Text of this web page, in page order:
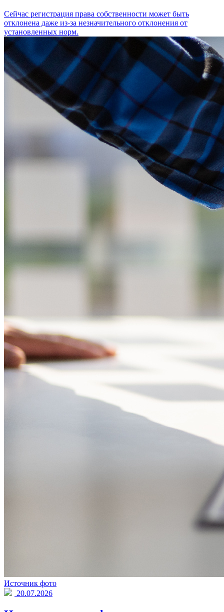
Сейчас регистрация права собственности может быть
отклонена даже из-за незначительного отклонения от
установленных норм.
Источник фото
20.07.2026